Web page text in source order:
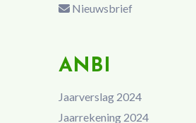
Nieuwsbrief
ANBI
Jaarverslag 2024
Jaarrekening 2024